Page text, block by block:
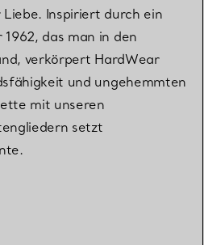
Inspiriert durch ein
das man in den
verkörpert HardWear
und ungehemmten
mit unseren
setzt